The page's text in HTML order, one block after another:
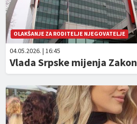
OLAKŠANJE ZA RODITELJE NJEGOVATELJE
04.05.2026. | 16:45
Vlada Srpske mijenja Zakon